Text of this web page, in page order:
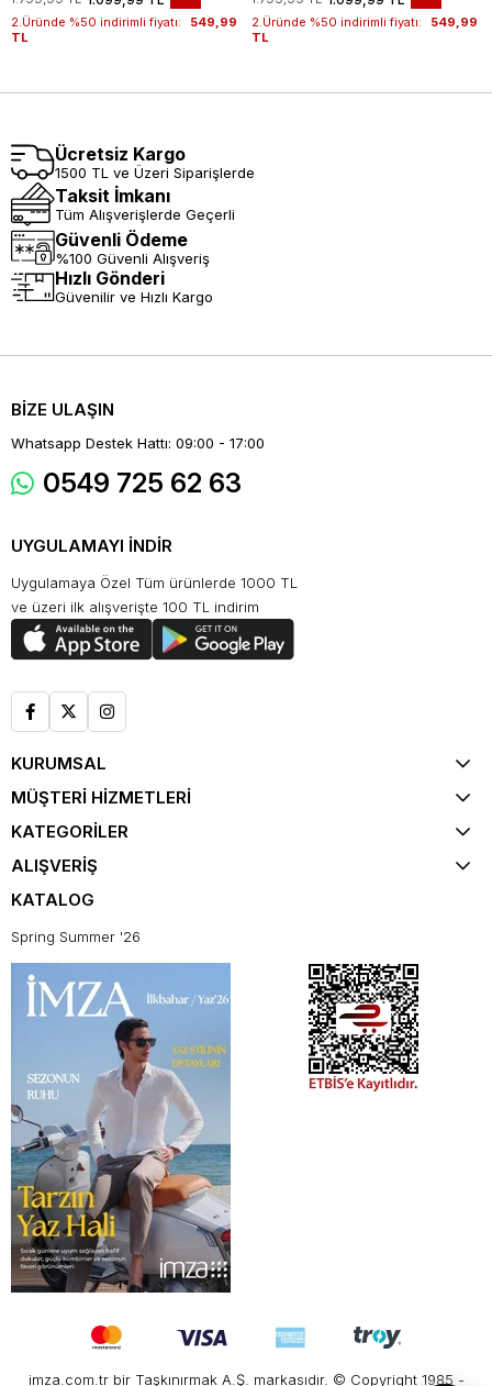
Tişört 1011240177
2.Üründe %50 indirimli fiyatı:
549,99
TL
1011240160
2.Üründe %50 indirimli fiyatı:
549,99
TL
Ücretsiz Kargo
1500 TL ve Üzeri Siparişlerde
Taksit İmkanı
Tüm Alışverişlerde Geçerli
Güvenli Ödeme
%100 Güvenli Alışveriş
Hızlı Gönderi
Güvenilir ve Hızlı Kargo
BİZE ULAŞIN
Whatsapp Destek Hattı: 09:00 - 17:00
0549 725 62 63
UYGULAMAYI İNDİR
Uygulamaya Özel Tüm ürünlerde 1000 TL
ve üzeri ilk alışverişte 100 TL indirim
KURUMSAL
MÜŞTERİ HİZMETLERİ
KATEGORİLER
ALIŞVERİŞ
KATALOG
Spring Summer '26
imza.com.tr bir Taşkınırmak A.Ş. markasıdır. © Copyright 1985 -